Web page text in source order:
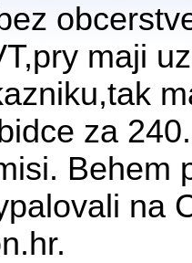
maji
za
Behem
na